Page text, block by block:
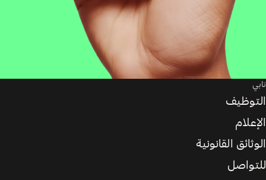
تابي
التوظيف
الإعلام
الوثائق القانونية
للتواصل